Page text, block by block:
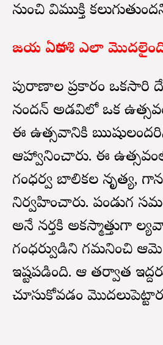
నుంచి విముక్తి
జయ ఏకాదశి ఎలా
పురాణాల ప్రకారం ఒకసారి
నందన్ అడవిలో ఒక
ఈ ఉత్సవానికి
ఆహ్వానించారు. ఈ
గంధర్వ బాలికల నృత్య,
నిర్వహించారు. పండుగ
అనే నర్తకి అకస్మాత్తుగా
గంధర్వుడిని గమనించి
ఇష్టపడింది. ఆ తర్వాత
చూసుకోవడం